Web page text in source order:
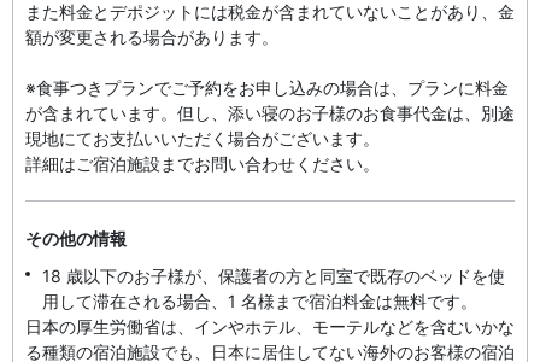
また料金とデポジットには税金が含まれていないことがあり、金
額が変更される場合があります。
※食事つきプランでご予約をお申し込みの場合は、プランに料金
が含まれています。但し、添い寝のお子様のお食事代金は、別途
現地にてお支払いいただく場合がございます。
詳細はご宿泊施設までお問い合わせください。
その他の情報
18 歳以下のお子様が、保護者の方と同室で既存のベッドを使
用して滞在される場合、1 名様まで宿泊料金は無料です。
日本の厚生労働省は、インやホテル、モーテルなどを含むいかな
る種類の宿泊施設でも、日本に​居住してない海外のお客様の宿泊